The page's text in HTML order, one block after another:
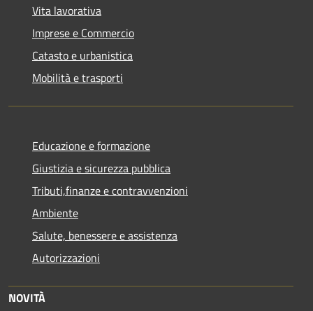
Vita lavorativa
Imprese e Commercio
Catasto e urbanistica
Mobilità e trasporti
Educazione e formazione
Giustizia e sicurezza pubblica
Tributi,finanze e contravvenzioni
Ambiente
Salute, benessere e assistenza
Autorizzazioni
NOVITÀ